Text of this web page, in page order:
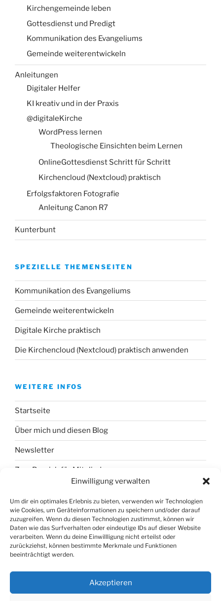
Einwilligung verwalten
Um dir ein optimales Erlebnis zu bieten, verwenden wir Technologien
wie Cookies, um Geräteinformationen zu speichern und/oder darauf
zuzugreifen. Wenn du diesen Technologien zustimmst, können wir
Daten wie das Surfverhalten oder eindeutige IDs auf dieser Website
verarbeiten. Wenn du deine Einwillligung nicht erteilst oder
zurückziehst, können bestimmte Merkmale und Funktionen
beeinträchtigt werden.
Akzeptieren
Kirchengemeinde leben
Gottesdienst und Predigt
Kommunikation des Evangeliums
Gemeinde weiterentwickeln
Anleitungen
Digitaler Helfer
KI kreativ und in der Praxis
@digitaleKirche
WordPress lernen
Theologische Einsichten beim Lernen
OnlineGottesdienst Schritt für Schritt
Kirchencloud (Nextcloud) praktisch
Erfolgsfaktoren Fotografie
Anleitung Canon R7
Kunterbunt
SPEZIELLE THEMENSEITEN
Kommunikation des Evangeliums
Gemeinde weiterentwickeln
Digitale Kirche praktisch
Die Kirchencloud (Nextcloud) praktisch anwenden
WEITERE INFOS
Startseite
Über mich und diesen Blog
Newsletter
Zum Bereich für Mitglieder